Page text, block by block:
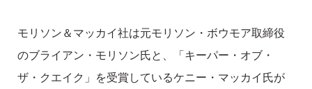
モリソン＆マッカイ社は元モリソン・ボウモア取締役
のブライアン・モリソン氏と、「キーパー・オブ・
ザ・クエイク」を受賞しているケニー・マッカイ氏が